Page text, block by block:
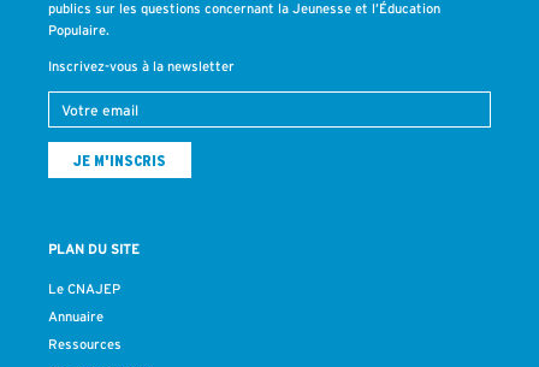
publics sur les questions concernant la Jeunesse et l’Éducation
Populaire.
Inscrivez-vous à la newsletter
PLAN DU SITE
Le CNAJEP
Annuaire
Ressources